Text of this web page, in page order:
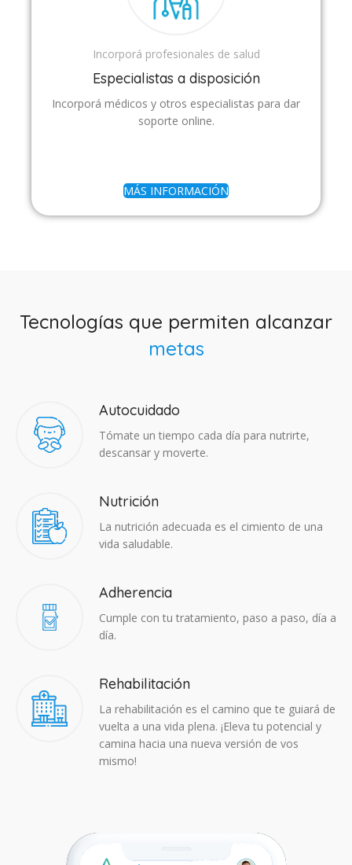
Incorporá profesionales de salud
Especialistas a disposición
Incorporá médicos y otros especialistas para dar
soporte online.
MÁS INFORMACIÓN
Tecnologías que permiten alcanzar
metas
Autocuidado
Tómate un tiempo cada día para nutrirte,
descansar y moverte.
Nutrición
La nutrición adecuada es el cimiento de una
vida saludable.
Adherencia​
Cumple con tu tratamiento, paso a paso, día a
día.
Rehabilitación
La rehabilitación es el camino que te guiará de
vuelta a una vida plena. ¡Eleva tu potencial y
camina hacia una nueva versión de vos
mismo!